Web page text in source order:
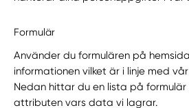
Formulär
Använder du formulären på
informationen vilket är i linje med
Nedan hittar du en lista på
attributen vars data vi lagrar.